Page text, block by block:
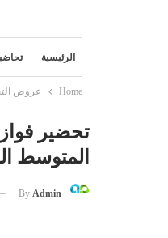
الرئيسية
Home عروض
تحضير
المتوسط
By Admin